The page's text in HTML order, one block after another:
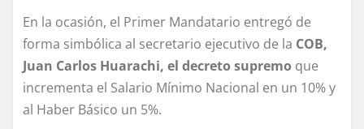
En la ocasión, el Primer Mandatario entregó de
forma simbólica al secretario ejecutivo de la COB,
Juan Carlos Huarachi, el decreto supremo que
incrementa el Salario Mínimo Nacional en un 10% y
al Haber Básico un 5%.